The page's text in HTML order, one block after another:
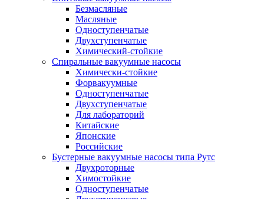
Безмасляные
Масляные
Одноступенчатые
Двухступенчатые
Химический-стойкие
Спиральные вакуумные насосы
Химически-стойкие
Форвакуумные
Одноступенчатые
Двухступенчатые
Для лабораторий
Китайские
Японские
Российские
Бустерные вакуумные насосы типа Рутс
Двухроторные
Химостойкие
Одноступенчатые